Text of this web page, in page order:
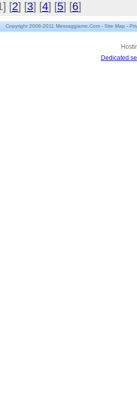
] [2] [3] [4] [5] [6]
Copyright 2006-2011 Messaggiamo.Com - Site Map -
Dedicated